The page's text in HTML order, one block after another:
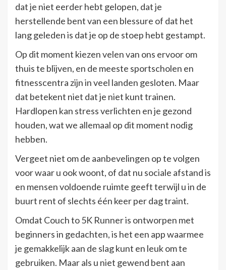
dat je niet eerder hebt gelopen, dat je
herstellende bent van een blessure of dat het
lang geleden is dat je op de stoep hebt gestampt.
Op dit moment kiezen velen van ons ervoor om
thuis te blijven, en de meeste sportscholen en
fitnesscentra zijn in veel landen gesloten. Maar
dat betekent niet dat je niet kunt trainen.
Hardlopen kan stress verlichten en je gezond
houden, wat we allemaal op dit moment nodig
hebben.
Vergeet niet om de aanbevelingen op te volgen
voor waar u ook woont, of dat nu sociale afstand is
en mensen voldoende ruimte geeft terwijl u in de
buurt rent of slechts één keer per dag traint.
Omdat Couch to 5K Runner is ontworpen met
beginners in gedachten, is het een app waarmee
je gemakkelijk aan de slag kunt en leuk om te
gebruiken. Maar als u niet gewend bent aan